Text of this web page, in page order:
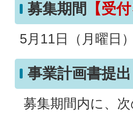
募集期間 【受
5月11日（月曜日
事業計画書提
募集期間内に、